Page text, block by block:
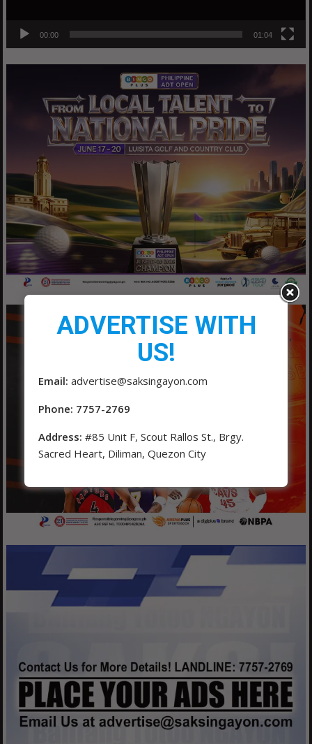
00:00 01:04
ADVERTISE WITH
US!
Email: advertise@saksingayon.com
Phone: 7757-2769
Address: #85 Unit F, Scout Rallos St., Brgy.
Sacred Heart, Diliman, Quezon City